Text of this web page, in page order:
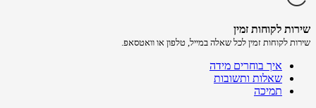
שירות לקוחות זמין
שירות לקוחות זמין לכל שאלה במייל, טלפון או וואטסאפ.
איך בוחרים מידה
שאלות ותשובות
תמיכה